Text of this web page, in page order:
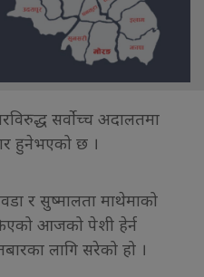
सर्वोच्च अदालतमा
हुनेभएको छ ।
र सुष्मालता माथेमाको
आजको पेशी हेर्न
लागि सरेको हो ।